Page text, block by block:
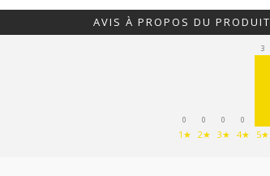
AVIS À PROPOS DU PRODUIT
0
1★
0
2★
0
3★
0
4★
3
5★